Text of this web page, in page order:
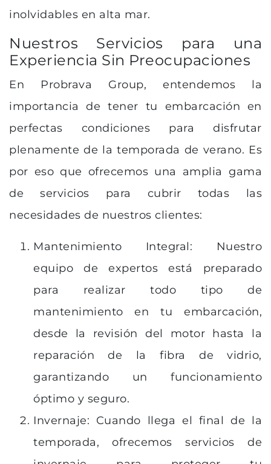
inolvidables en alta mar.
Nuestros Servicios para una
Experiencia Sin Preocupaciones
En Probrava Group, entendemos la
importancia de tener tu embarcación en
perfectas condiciones para disfrutar
plenamente de la temporada de verano. Es
por eso que ofrecemos una amplia gama
de servicios para cubrir todas las
necesidades de nuestros clientes:
Mantenimiento Integral: Nuestro
equipo de expertos está preparado
para realizar todo tipo de
mantenimiento en tu embarcación,
desde la revisión del motor hasta la
reparación de la fibra de vidrio,
garantizando un funcionamiento
óptimo y seguro.
Invernaje: Cuando llega el final de la
temporada, ofrecemos servicios de